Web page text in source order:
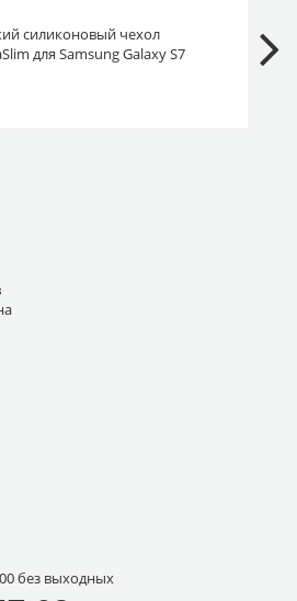
силиконовый чехол
для Samsung Galaxy S7
без выходных